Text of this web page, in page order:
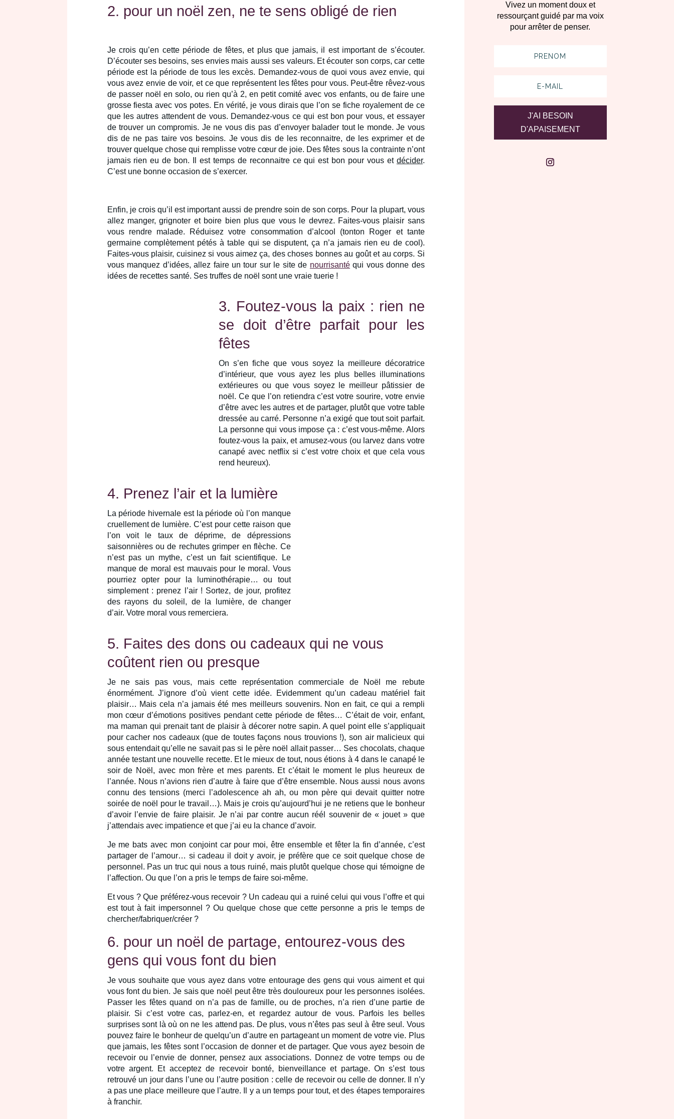
2. pour un noël zen, ne te sens obligé de rien
Je crois qu’en cette période de fêtes, et plus que jamais, il est important de s’écouter.
D’écouter ses besoins, ses envies mais aussi ses valeurs. Et écouter son corps, car cette
période est la période de tous les excès. Demandez-vous de quoi vous avez envie, qui
vous avez envie de voir, et ce que représentent les fêtes pour vous. Peut-être rêvez-vous
de passer noël en solo, ou rien qu’à 2, en petit comité avec vos enfants, ou de faire une
grosse fiesta avec vos potes. En vérité, je vous dirais que l’on se fiche royalement de ce
que les autres attendent de vous. Demandez-vous ce qui est bon pour vous, et essayer
de trouver un compromis. Je ne vous dis pas d’envoyer balader tout le monde. Je vous
dis de ne pas taire vos besoins. Je vous dis de les reconnaitre, de les exprimer et de
trouver quelque chose qui remplisse votre cœur de joie. Des fêtes sous la contrainte n’ont
jamais rien eu de bon. Il est temps de reconnaitre ce qui est bon pour vous et décider.
C’est une bonne occasion de s’exercer.
Enfin, je crois qu’il est important aussi de prendre soin de son corps. Pour la plupart, vous
allez manger, grignoter et boire bien plus que vous le devrez. Faites-vous plaisir sans
vous rendre malade. Réduisez votre consommation d’alcool (tonton Roger et tante
germaine complètement pétés à table qui se disputent, ça n’a jamais rien eu de cool).
Faites-vous plaisir, cuisinez si vous aimez ça, des choses bonnes au goût et au corps. Si
vous manquez d’idées, allez faire un tour sur le site de nourrisantéqui vous donne des
idées de recettes santé. Ses truffes de noël sont une vraie tuerie !
3. Foutez-vous la paix : rien ne
se doit d’être parfait pour les
fêtes
On s’en fiche que vous soyez la meilleure décoratrice
d’intérieur, que vous ayez les plus belles illuminations
extérieures ou que vous soyez le meilleur pâtissier de
noël. Ce que l’on retiendra c’est votre sourire, votre envie
d’être avec les autres et de partager, plutôt que votre table
dressée au carré. Personne n’a exigé que tout soit parfait.
La personne qui vous impose ça : c’est vous-même. Alors
foutez-vous la paix, et amusez-vous (ou larvez dans votre
canapé avec netflix si c’est votre choix et que cela vous
rend heureux).
4. Prenez l’air et la lumière
La période hivernale est la période où l’on manque
cruellement de lumière. C’est pour cette raison que
l’on voit le taux de déprime, de dépressions
saisonnières ou de rechutes grimper en flèche. Ce
n’est pas un mythe, c’est un fait scientifique. Le
manque de moral est mauvais pour le moral. Vous
pourriez opter pour la luminothérapie… ou tout
simplement : prenez l’air ! Sortez, de jour, profitez
des rayons du soleil, de la lumière, de changer
d’air. Votre moral vous remerciera.
5. Faites des dons ou cadeaux qui ne vous
coûtent rien ou presque
Je ne sais pas vous, mais cette représentation commerciale de Noël me rebute
énormément. J’ignore d’où vient cette idée. Evidemment qu’un cadeau matériel fait
plaisir… Mais cela n’a jamais été mes meilleurs souvenirs. Non en fait, ce qui a rempli
mon cœur d’émotions positives pendant cette période de fêtes… C’était de voir, enfant,
ma maman qui prenait tant de plaisir à décorer notre sapin. A quel point elle s’appliquait
pour cacher nos cadeaux (que de toutes façons nous trouvions !), son air malicieux qui
sous entendait qu’elle ne savait pas si le père noël allait passer… Ses chocolats, chaque
année testant une nouvelle recette. Et le mieux de tout, nous étions à 4 dans le canapé le
soir de Noël, avec mon frère et mes parents. Et c’était le moment le plus heureux de
l’année. Nous n’avions rien d’autre à faire que d’être ensemble. Nous aussi nous avons
connu des tensions (merci l’adolescence ah ah, ou mon père qui devait quitter notre
soirée de noël pour le travail…). Mais je crois qu’aujourd’hui je ne retiens que le bonheur
d’avoir l’envie de faire plaisir. Je n’ai par contre aucun réél souvenir de « jouet » que
j’attendais avec impatience et que j’ai eu la chance d’avoir.
Je me bats avec mon conjoint car pour moi, être ensemble et fêter la fin d’année, c’est
partager de l’amour… si cadeau il doit y avoir, je préfère que ce soit quelque chose de
personnel. Pas un truc qui nous a tous ruiné, mais plutôt quelque chose qui témoigne de
l’affection. Ou que l’on a pris le temps de faire soi-même.
Et vous ? Que préférez-vous recevoir ? Un cadeau qui a ruiné celui qui vous l’offre et qui
est tout à fait impersonnel ? Ou quelque chose que cette personne a pris le temps de
chercher/fabriquer/créer ?
6. pour un noël de partage, entourez-vous des
gens qui vous font du bien
Je vous souhaite que vous ayez dans votre entourage des gens qui vous aiment et qui
vous font du bien. Je sais que noël peut être très douloureux pour les personnes isolées.
Passer les fêtes quand on n’a pas de famille, ou de proches, n’a rien d’une partie de
plaisir. Si c’est votre cas, parlez-en, et regardez autour de vous. Parfois les belles
surprises sont là où on ne les attend pas. De plus, vous n’êtes pas seul à être seul. Vous
pouvez faire le bonheur de quelqu’un d’autre en partageant un moment de votre vie. Plus
que jamais, les fêtes sont l’occasion de donner et de partager. Que vous ayez besoin de
recevoir ou l’envie de donner, pensez aux associations. Donnez de votre temps ou de
votre argent. Et acceptez de recevoir bonté, bienveillance et partage. On s’est tous
retrouvé un jour dans l’une ou l’autre position : celle de recevoir ou celle de donner. Il n’y
a pas une place meilleure que l’autre. Il y a un temps pour tout, et des étapes temporaires
à franchir.
Vivez un moment doux et
ressourçant guidé par ma voix
pour arrêter de penser.
J'AI BESOIN
D'APAISEMENT